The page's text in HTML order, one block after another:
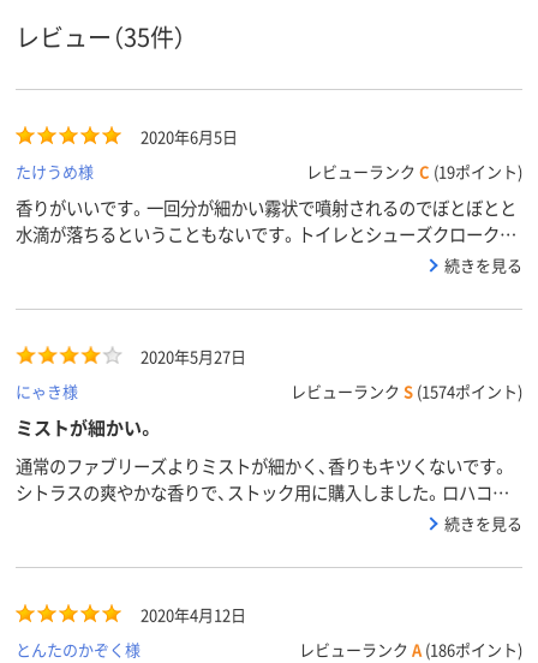
レビュー（35件）
2020年6月5日
たけうめ様
レビューランク C (19ポイント)
香りがいいです。一回分が細かい霧状で噴射されるのでぼとぼとと
水滴が落ちるということもないです。トイレとシューズクロークに
常備しています。形もスリムでオシャレなのでそのまま置いても大
続きを見る
2020年5月27日
にゃき様
レビューランク S (1574ポイント)
ミストが細かい。
通常のファブリーズよりミストが細かく、香りもキツくないです。
シトラスの爽やかな香りで、ストック用に購入しました。ロハコで
続きを見る
2020年4月12日
とんたのかぞく様
レビューランク A (186ポイント)